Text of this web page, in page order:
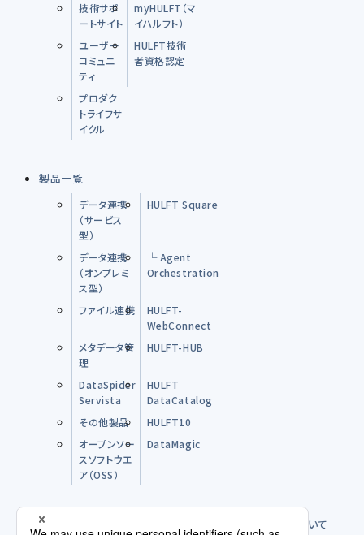
技術サポ
ートサイト
myHULFT（マ
イハルフト）
ユーザー
コミュニ
ティ
HULFT技術
者資格認定
プロダク
トライフサ
イクル
製品一覧
データ連携
（サービス
型）
HULFT Square
データ連携
（オンプレミ
ス型）
└ Agent
Orchestration
ファイル連携
HULFT-
WebConnect
メタデータ管
理
HULFT-HUB
DataSpider
Servista
HULFT
DataCatalog
その他製品
HULFT10
オープンソー
スソフトウエ
ア（OSS）
DataMagic
購入前のFAQ 製品のご購入方法について